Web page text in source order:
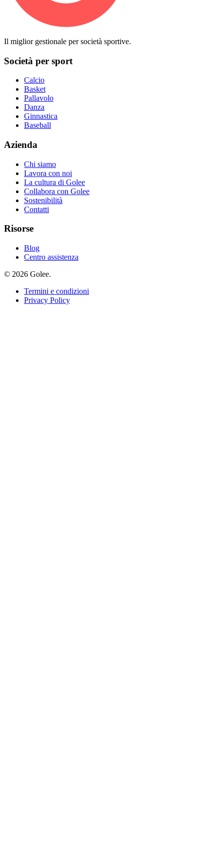
Il miglior gestionale per società sportive.
Società per sport
Calcio
Basket
Pallavolo
Danza
Ginnastica
Baseball
Azienda
Chi siamo
Lavora con noi
La cultura di Golee
Collabora con Golee
Sostenibilità
Contatti
Risorse
Blog
Centro assistenza
© 2026 Golee.
Termini e condizioni
Privacy Policy